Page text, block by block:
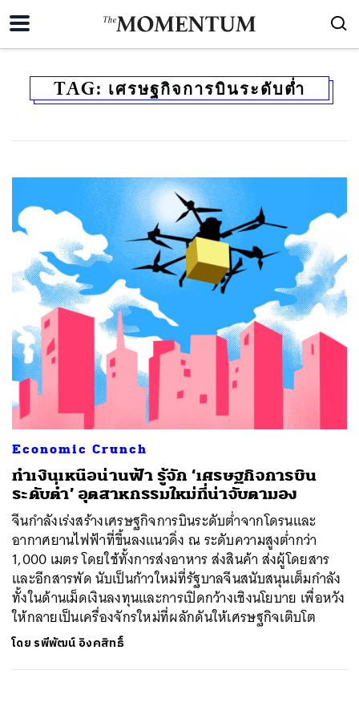
TAG: เศรษฐกิจการบินระดับต่ำ
Economic Crunch
ทำเงินเหนือน่านฟ้า รู้จัก ‘เศรษฐกิจการบิน
ระดับต่ำ’ อุตสาหกรรมใหม่ที่น่าจับตามอง
จีนกำลังเร่งสร้างเศรษฐกิจการบินระดับต่ำจากโดรนและ
อากาศยานไฟฟ้าที่ขึ้นลงแนวดิ่ง ณ ระดับความสูงต่ำกว่า
1,000 เมตร โดยใช้ทั้งการส่งอาหาร ส่งสินค้า ส่งผู้โดยสาร
และอีกสารพัด นับเป็นก้าวใหม่ที่รัฐบาลจีนสนับสนุนเต็มกำลัง
ทั้งในด้านเม็ดเงินลงทุนและการเปิดกว้างเชิงนโยบาย เพื่อหวัง
ให้กลายเป็นเครื่องจักรใหม่ที่ผลักดันให้เศรษฐกิจเติบโต
โดย รพีพัฒน์ อิงคสิทธิ์
SHARE TWEET